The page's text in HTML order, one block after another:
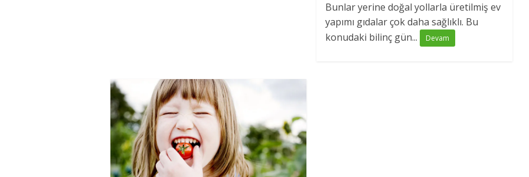
Bunlar yerine doğal yollarla üretilmiş ev
yapımı gıdalar çok daha sağlıklı. Bu
konudaki bilinç gün...
Devam